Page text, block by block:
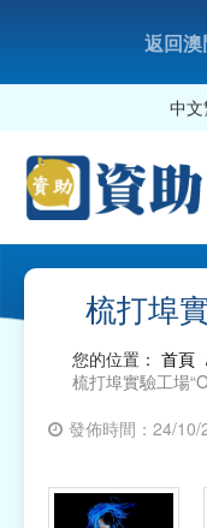
返回
中
梳打埠
您的位置： 首頁
梳打埠實驗工場
發佈時間：24/10/